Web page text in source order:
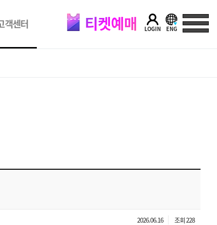
객센터 티켓예매 LOGIN ENG
2026.06.16 조회 228